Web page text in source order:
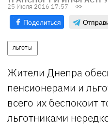
25 Июля 2016 17:57
Поделиться
ЛЬГОТЫ
Жители Днепра
пенсионерами и
всего их беспокоит
льготниками